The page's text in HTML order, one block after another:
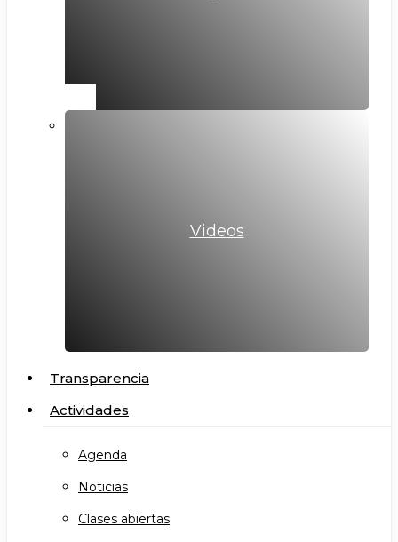
Videos
Transparencia
Actividades
Agenda
Noticias
Clases abiertas